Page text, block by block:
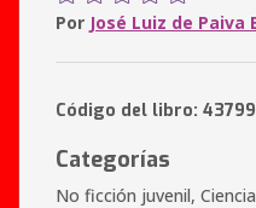
Por José Luiz de Paiva
Código del libro: 43799
Categorías
No ficción juvenil,